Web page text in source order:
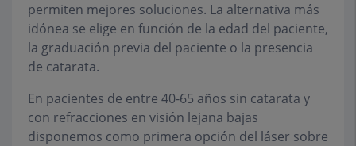
permiten mejores soluciones. La alternativa más
idónea se elige en función de la edad del paciente,
la graduación previa del paciente o la presencia
de catarata.
En pacientes de entre 40-65 años sin catarata y
con refracciones en visión lejana bajas
disponemos como primera opción del láser sobre